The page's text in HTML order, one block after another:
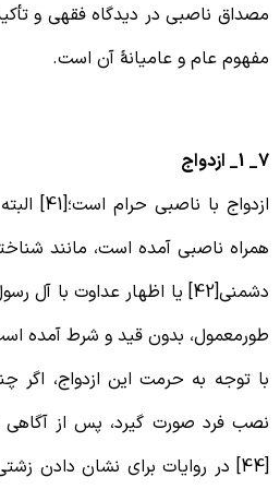
ناصبی در دیدگاه فقهی و تأکید
عام و عامیانۀ آن است.
ازدواج با
ناصبی آمده است، مانند
بدون قید و شرط آمده
توجه به حرمت این ازدواج، اگر
فرد صورت گیرد، پس از آگاهی
[44] در روایات برای نشان دادن زشتی